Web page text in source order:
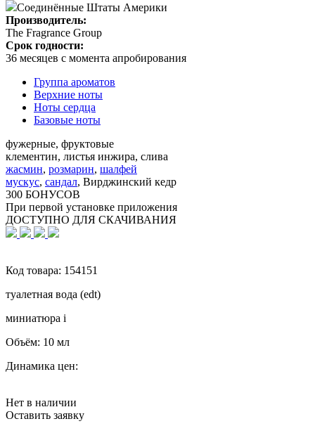
Соединённые Штаты Америки
Производитель:
The Fragrance Group
Срок годности:
36 месяцев с момента апробирования
Группа ароматов
Верхние ноты
Ноты сердца
Базовые ноты
фужерные, фруктовые
клементин, листья инжира, слива
жасмин, розмарин, шалфей
мускус, сандал, Вирджинский кедр
300 БОНУСОВ
При первой установке приложения
ДОСТУПНО ДЛЯ СКАЧИВАНИЯ
Код товара: 154151
туалетная вода (edt)
миниатюра i
Объём: 10 мл
Динамика цен:
Нет в наличии
Оставить заявку